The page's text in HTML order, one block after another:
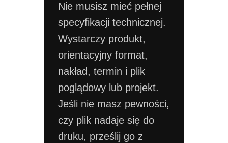
Nie musisz mieć pełnej
specyfikacji technicznej.
Wystarczy produkt,
orientacyjny format,
nakład, termin i plik
poglądowy lub projekt.
Jeśli nie masz pewności,
czy plik nadaje się do
druku, prześlij go z